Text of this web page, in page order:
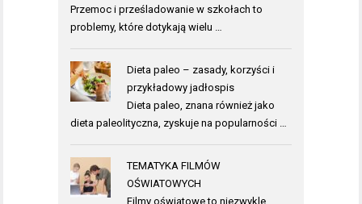
Przemoc i prześladowanie w szkołach to
problemy, które dotykają wielu …
Dieta paleo – zasady, korzyści i
przykładowy jadłospis
Dieta paleo, znana również jako
dieta paleolityczna, zyskuje na popularności …
TEMATYKA FILMÓW
OŚWIATOWYCH
Filmy oświatowe to niezwykle